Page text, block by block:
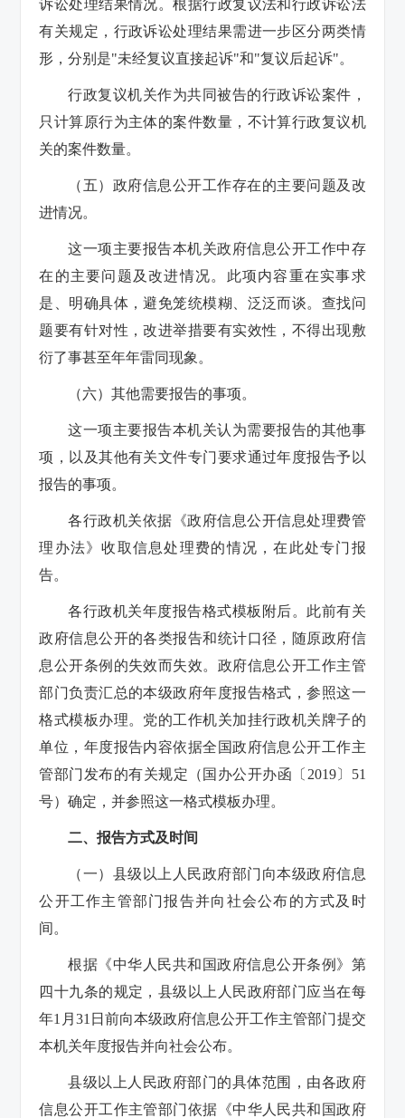
诉讼处理结果情况。根据行政复议法和行政诉讼法
有关规定，行政诉讼处理结果需进一步区分两类情
形，分别是"未经复议直接起诉"和"复议后起诉"。
行政复议机关作为共同被告的行政诉讼案件，
只计算原行为主体的案件数量，不计算行政复议机
关的案件数量。
（五）政府信息公开工作存在的主要问题及改
进情况。
这一项主要报告本机关政府信息公开工作中存
在的主要问题及改进情况。此项内容重在实事求
是、明确具体，避免笼统模糊、泛泛而谈。查找问
题要有针对性，改进举措要有实效性，不得出现敷
衍了事甚至年年雷同现象。
（六）其他需要报告的事项。
这一项主要报告本机关认为需要报告的其他事
项，以及其他有关文件专门要求通过年度报告予以
报告的事项。
各行政机关依据《政府信息公开信息处理费管
理办法》收取信息处理费的情况，在此处专门报
告。
各行政机关年度报告格式模板附后。此前有关
政府信息公开的各类报告和统计口径，随原政府信
息公开条例的失效而失效。政府信息公开工作主管
部门负责汇总的本级政府年度报告格式，参照这一
格式模板办理。党的工作机关加挂行政机关牌子的
单位，年度报告内容依据全国政府信息公开工作主
管部门发布的有关规定（国办公开办函〔2019〕51
号）确定，并参照这一格式模板办理。
二、报告方式及时间
（一）县级以上人民政府部门向本级政府信息
公开工作主管部门报告并向社会公布的方式及时
间。
根据《中华人民共和国政府信息公开条例》第
四十九条的规定，县级以上人民政府部门应当在每
年1月31日前向本级政府信息公开工作主管部门提交
本机关年度报告并向社会公布。
县级以上人民政府部门的具体范围，由各政府
信息公开工作主管部门依据《中华人民共和国政府